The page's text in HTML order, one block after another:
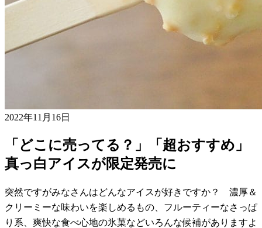
2022年11月16日
「どこに売ってる？」「超おすすめ」
真っ白アイスが限定発売に
突然ですがみなさんはどんなアイスが好きですか？ 濃厚＆
クリーミーな味わいを楽しめるもの、フルーティーなさっぱ
り系、爽快な食べ心地の氷菓などいろんな候補がありますよ